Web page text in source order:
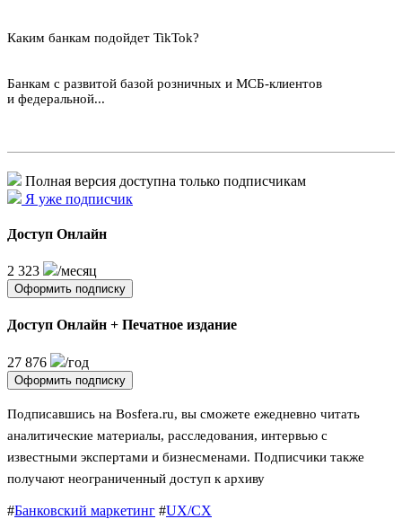
Каким банкам подойдет TikTok?
Банкам с развитой базой розничных и МСБ-клиентов
и федеральной...
Полная версия доступна только подписчикам
Я уже подписчик
Доступ Онлайн
2 323 /месяц
Оформить подписку
Доступ Онлайн + Печатное издание
27 876 /год
Оформить подписку
Подписавшись на Bosfera.ru, вы сможете ежедневно читать
аналитические материалы, расследования, интервью с
известными экспертами и бизнесменами. Подписчики также
получают неограниченный доступ к архиву
#Банковский маркетинг #UX/CX